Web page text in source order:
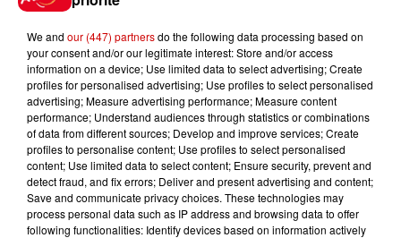
suzel.roumeas37@gmail.com ou
alain guillot 06.27.99.57.13
acrozon@live.fr
Infos
Voir plus
8 août 2026
Aide carburant pour les "grands
rouleurs" : le délai pour la...
We and our (447) partnersdo the following data processing based on
your consent and/or our legitimate interest: Store and/or access
information on a device; Use limited data to select advertising; Create
profiles for personalised advertising; Use profiles to select personalised
advertising; Measure advertising performance; Measure content
performance; Understand audiences through statistics or combinations
of data from different sources; Develop and improve services; Create
profiles to personalise content; Use profiles to select personalised
content; Use limited data to select content; Ensure security, prevent and
detect fraud, and fix errors; Deliver and present advertising and content;
Save and communicate privacy choices. These technologies may
process personal data such as IP address and browsing data to offer
following functionalities: Identify devices based on information actively